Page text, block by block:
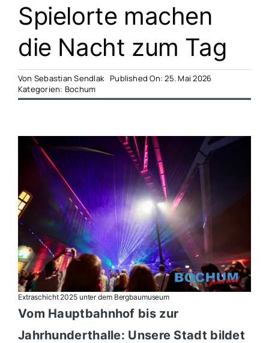
Spielorte machen
die Nacht zum Tag
Von Sebastian Sendlak Published On: 25. Mai 2026
Kategorien: Bochum
Extraschicht 2025 unter dem Bergbaumuseum
Vom Hauptbahnhof bis zur
Jahrhunderthalle: Unsere Stadt bildet